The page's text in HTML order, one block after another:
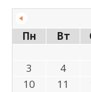
Пн
Вт
3
4
10
11